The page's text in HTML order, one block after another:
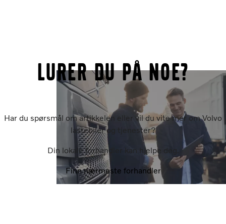
Lurer du på noe?
Har du spørsmål om artikkelen eller vil du vite mer om Volvo
lastebiler og tjenester?
Din lokale forhandler kan hjelpe deg.
Finn nærmeste forhandler